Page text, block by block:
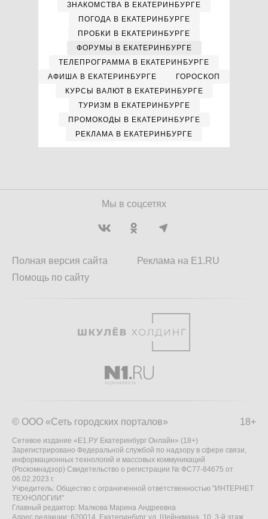
ЗНАКОМСТВА В ЕКАТЕРИНБУРГЕ
ПОГОДА В ЕКАТЕРИНБУРГЕ
ПРОБКИ В ЕКАТЕРИНБУРГЕ
ФОРУМЫ В ЕКАТЕРИНБУРГЕ
ТЕЛЕПРОГРАММА В ЕКАТЕРИНБУРГЕ
АФИША В ЕКАТЕРИНБУРГЕ
ГОРОСКОП
КУРСЫ ВАЛЮТ В ЕКАТЕРИНБУРГЕ
ТУРИЗМ В ЕКАТЕРИНБУРГЕ
ПРОМОКОДЫ В ЕКАТЕРИНБУРГЕ
РЕКЛАМА В ЕКАТЕРИНБУРГЕ
Мы в соцсетях
Полная версия сайта
Помощь по сайту
Реклама на E1.RU
18+
© ООО «Сеть городских порталов»
Сетевое издание «Е1.РУ Екатеринбург Онлайн» (18+)
Зарегистрировано Федеральной службой по надзору в сфере связи,
информационных технологий и массовых коммуникаций
(Роскомнадзор) Свидетельство о регистрации № ФС77-84675 от
06.02.2023 г.
Учредитель: Общество с ограниченной ответственностью "ИНТЕРНЕТ
ТЕХНОЛОГИИ"
Главный редактор: Малкова Марина Андреевна
Адрес редакции: 620014, Екатеринбург, ул. Шейнкмана, 10, 3-й этаж,